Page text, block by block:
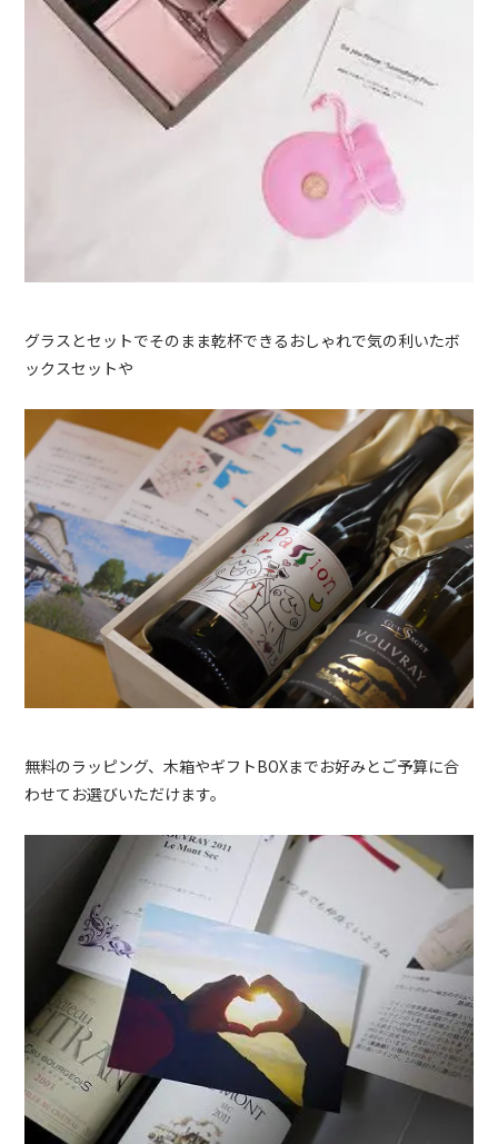
グラスとセットでそのまま乾杯できるおしゃれで気の利いたボ
ックスセットや
無料のラッピング、木箱やギフトBOXまでお好みとご予算に合
わせてお選びいただけます。